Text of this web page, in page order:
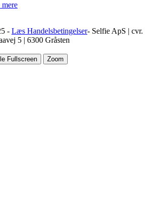
mere
- Læs Handelsbetingelser- Selfie ApS | cvr.
5 | 6300 Gråsten
Fullscreen
Zoom